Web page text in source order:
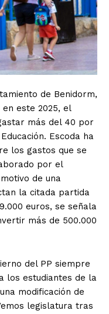
de Benidorm,
este 2025, el
más del 40 por
Escoda ha
los gastos que se
por el
de una
la citada partida
euros, se señala
más de 500.000
del PP siempre
los estudiantes de la
modificación de
legislatura tras